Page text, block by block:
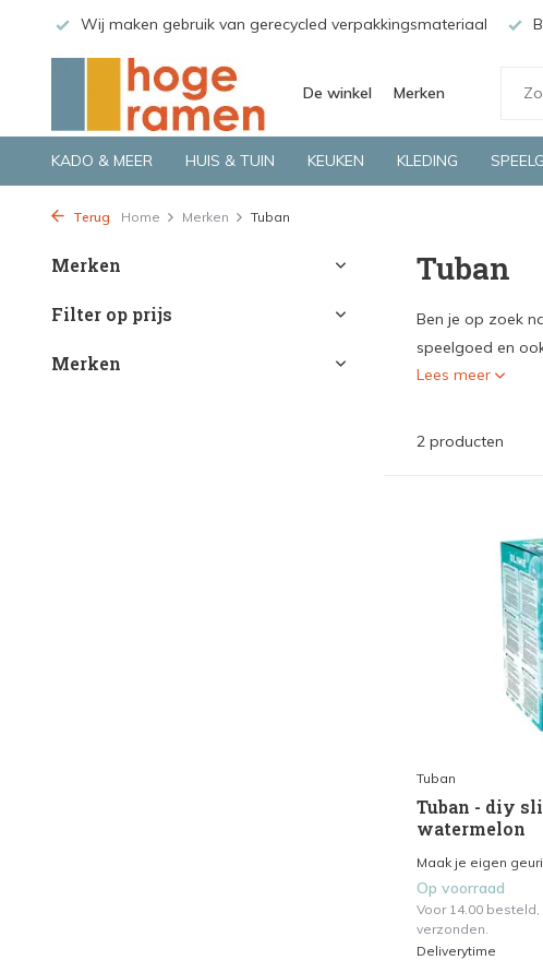
Wij maken gebruik van gerecycled verpakkingsmateriaal
De winkel Merken
KADO & MEER HUIS & TUIN KEUKEN KLEDING
Terug Home Merken Tuban
Merken
Filter op prijs
Merken
Tuban
Ben je op zoek
speelgoed en
Lees meer
2 producten
Tuban
Tuban - diy
watermelon
Maak je eigen
Op voorraad
Voor 14.00
verzonden.
Deliverytime